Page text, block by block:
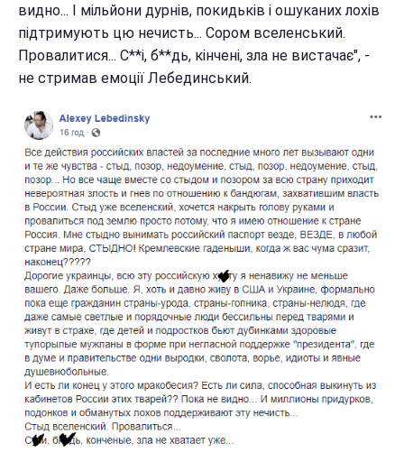
видно... І мільйони дурнів, покидьків і ошуканих лохів
підтримують цю нечисть... Сором вселенський.
Провалитися... С**і, б**дь, кінчені, зла не вистачає", -
не стримав емоції Лебединський.